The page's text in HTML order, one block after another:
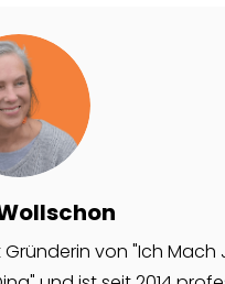
Gründerin von "Ich Mach